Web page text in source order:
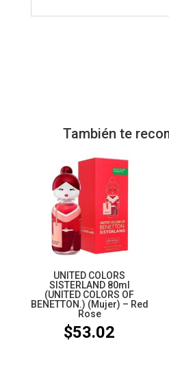
También te
UNITED COLORS
SISTERLAND 80ml
(UNITED COLORS OF
BENETTON.) (Mujer) – Red
Rose
$53.02